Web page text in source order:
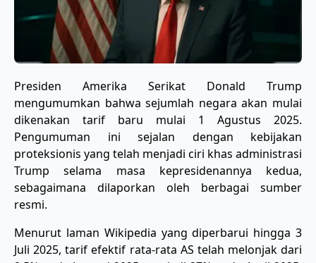
Presiden Amerika Serikat Donald Trump
mengumumkan bahwa sejumlah negara akan mulai
dikenakan tarif baru mulai 1 Agustus 2025.
Pengumuman ini sejalan dengan kebijakan
proteksionis yang telah menjadi ciri khas administrasi
Trump selama masa kepresidenannya kedua,
sebagaimana dilaporkan oleh berbagai sumber
resmi.
Menurut laman Wikipedia yang diperbarui hingga 3
Juli 2025, tarif efektif rata-rata AS telah melonjak dari